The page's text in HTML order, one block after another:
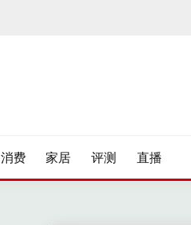
消费 家居 评测 直播